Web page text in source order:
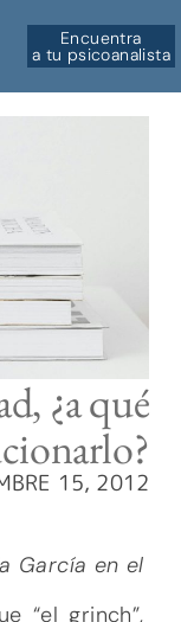
Encuentra
a tu psicoanalista
¿a qué
15, 2012
García en el
“el grinch”,